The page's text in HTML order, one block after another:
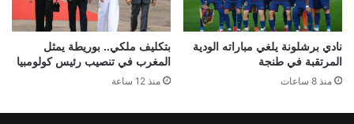
نادي برشلونة يلغي مباراته الودية
المرتقبة في طنجة
منذ 8 ساعات
بتكليف ملكي.. بوريطة يمثل
المغرب في تنصيب رئيس كولومبيا
منذ 12 ساعة